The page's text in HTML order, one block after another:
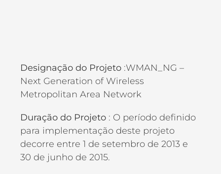
Designação do Projeto :WMAN_NG –
Next Generation of Wireless
Metropolitan Area Network
Duração do Projeto : O período definido
para implementação deste projeto
decorre entre 1 de setembro de 2013 e
30 de junho de 2015.